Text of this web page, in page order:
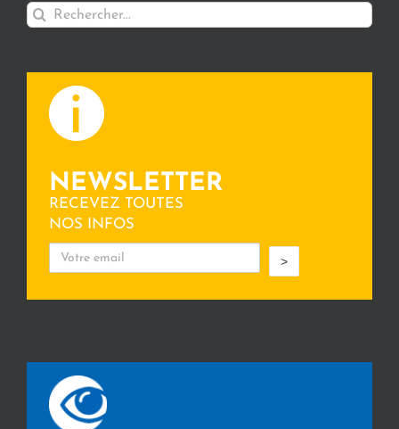
Rechercher:
NEWSLETTER
RECEVEZ TOUTES
NOS INFOS
>